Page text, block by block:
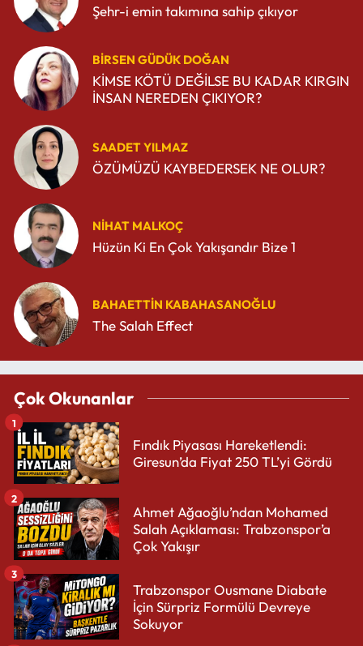
Şehr-i emin takımına sahip çıkıyor
BIRSEN GÜDÜK DOĞAN
KİMSE KÖTÜ DEĞİLSE BU KADAR KIRGIN
İNSAN NEREDEN ÇIKIYOR?
SAADET YILMAZ
ÖZÜMÜZÜ KAYBEDERSEK NE OLUR?
NIHAT MALKOÇ
Hüzün Ki En Çok Yakışandır Bize 1
BAHAETTIN KABAHASANOĞLU
The Salah Effect
Çok Okunanlar
Fındık Piyasası Hareketlendi:
Giresun’da Fiyat 250 TL’yi Gördü
1
Ahmet Ağaoğlu’ndan Mohamed
Salah Açıklaması: Trabzonspor’a
Çok Yakışır
2
Trabzonspor Ousmane Diabate
İçin Sürpriz Formülü Devreye
Sokuyor
3